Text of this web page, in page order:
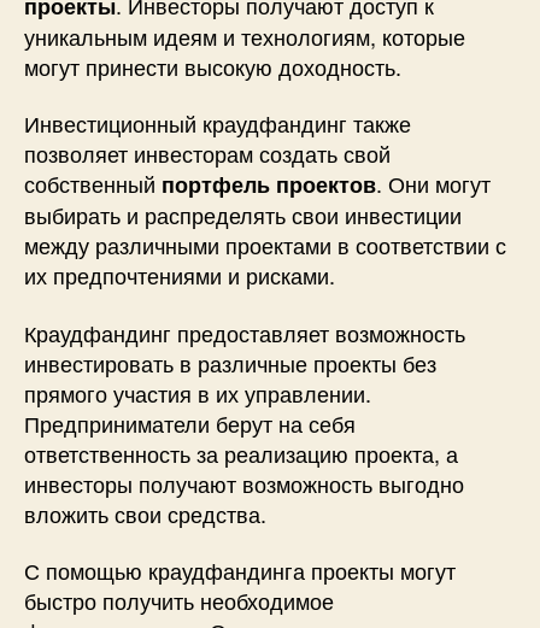
уникальным идеям и технологиям, которые
могут принести высокую доходность.
Инвестиционный краудфандинг также
позволяет инвесторам создать свой
собственный портфель проектов. Они могут
выбирать и распределять свои инвестиции
между различными проектами в соответствии с
их предпочтениями и рисками.
Краудфандинг предоставляет возможность
инвестировать в различные проекты без
прямого участия в их управлении.
Предприниматели берут на себя
ответственность за реализацию проекта, а
инвесторы получают возможность выгодно
вложить свои средства.
С помощью краудфандинга проекты могут
быстро получить необходимое